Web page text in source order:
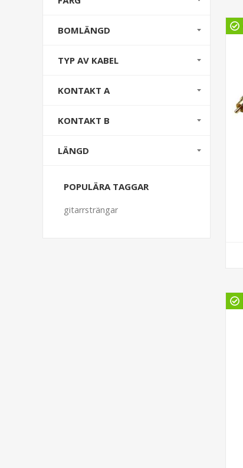
BOMLÄNGD
TYP AV KABEL
KONTAKT A
KONTAKT B
LÄNGD
POPULÄRA TAGGAR
gitarrsträngar